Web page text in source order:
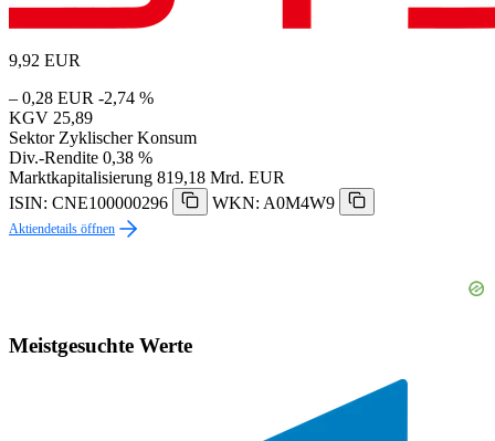
9,92 EUR
– 0,28 EUR -2,74 %
KGV 25,89
Sektor Zyklischer Konsum
Div.-Rendite 0,38 %
Marktkapitalisierung 819,18 Mrd. EUR
ISIN: CNE100000296
WKN: A0M4W9
Aktiendetails öffnen
Meistgesuchte Werte